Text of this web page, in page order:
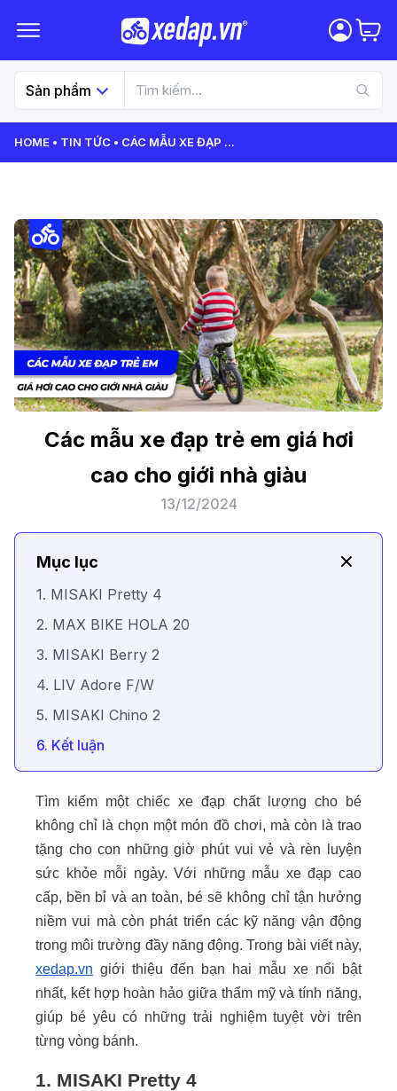
Sản phẩm
HOME TIN TỨC CÁC MẪU XE ĐẠP ...
Các mẫu xe đạp trẻ em giá hơi
cao cho giới nhà giàu
13/12/2024
Mục lục
1. MISAKI Pretty 4
2. MAX BIKE HOLA 20
3. MISAKI Berry 2
4. LIV Adore F/W
5. MISAKI Chino 2
6. Kết luận
Tìm kiếm một chiếc xe đạp chất lượng cho bé
không chỉ là chọn một món đồ chơi, mà còn là trao
tặng cho con những giờ phút vui vẻ và rèn luyện
sức khỏe mỗi ngày. Với những mẫu xe đạp cao
cấp, bền bỉ và an toàn, bé sẽ không chỉ tận hưởng
niềm vui mà còn phát triển các kỹ năng vận động
trong môi trường đầy năng động. Trong bài viết này,
xedap.vn giới thiệu đến bạn hai mẫu xe nổi bật
nhất, kết hợp hoàn hảo giữa thẩm mỹ và tính năng,
giúp bé yêu có những trải nghiệm tuyệt vời trên
từng vòng bánh.
1. MISAKI Pretty 4